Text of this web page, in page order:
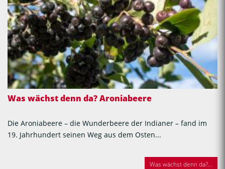
Was wächst denn da? Aroniabeere
Die Aroniabeere – die Wunderbeere der Indianer – fand im
19. Jahrhundert seinen Weg aus dem Osten...
Was wächst denn da?...